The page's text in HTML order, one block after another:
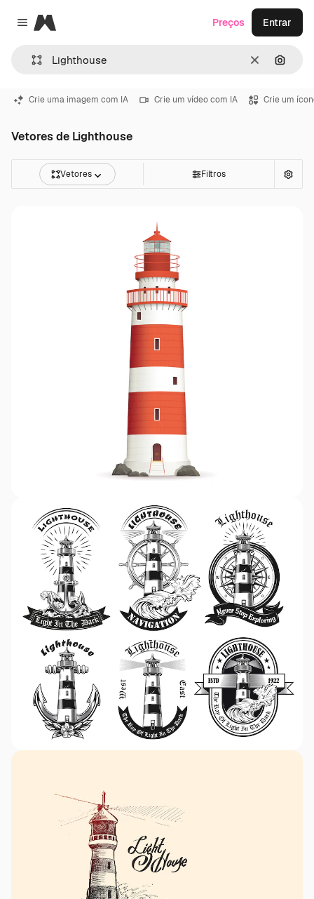
Close menu
Magnific
Limpar
Preços Entrar
Crie uma imagem com IA Crie um vídeo com IA Crie um
Vetores de Lighthouse
Vetores Filtros